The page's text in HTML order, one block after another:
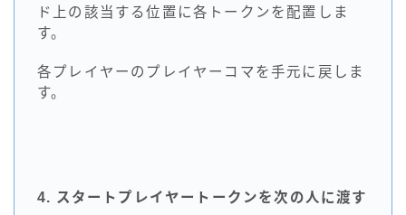
ド上の該当する位置に各トークンを配置しま
す。
各プレイヤーのプレイヤーコマを手元に戻しま
す。
4. スタートプレイヤートークンを次の人に渡す